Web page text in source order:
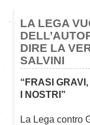
LA LEGA
DIRE LA
SALVINI
“FRASI
I NOSTRI”
La Lega contro